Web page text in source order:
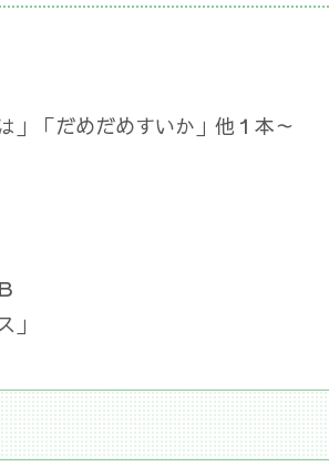
」「だめだめすいか」他１本～
」